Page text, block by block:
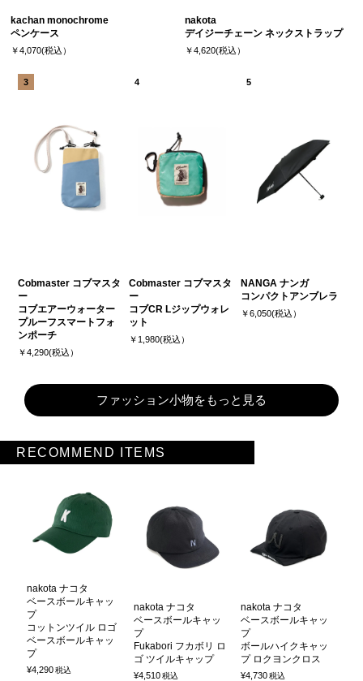
kachan monochrome
ペンケース
￥4,070(税込）
nakota
デイジーチェーン ネックストラップ
￥4,620(税込）
Cobmaster コブマスタ
ー
コブエアーウォーター
プルーフスマートフォ
ンポーチ
￥4,290(税込）
Cobmaster コブマスタ
ー
コブCR Lジップウォレ
ット
￥1,980(税込）
NANGA ナンガ
コンパクトアンブレラ
￥6,050(税込）
ファッション小物をもっと見る
RECOMMEND ITEMS
nakota ナコタ
ベースボールキャッ
プ
コットンツイル ロゴ
ベースボールキャッ
プ
¥4,290税込
nakota ナコタ
ベースボールキャッ
プ
Fukabori フカボリ ロ
ゴ ツイルキャップ
¥4,510税込
nakota ナコタ
ベースボールキャッ
プ
ボールハイクキャッ
プ ロクヨンクロス
¥4,730税込